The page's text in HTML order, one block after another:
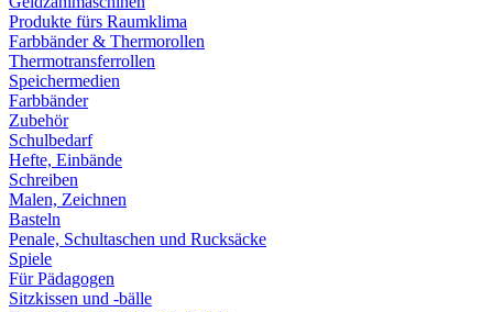
Produkte fürs Raumklima
Farbbänder & Thermorollen
Thermotransferrollen
Speichermedien
Farbbänder
Zubehör
Schulbedarf
Hefte, Einbände
Schreiben
Malen, Zeichnen
Basteln
Penale, Schultaschen und Rucksäcke
Spiele
Für Pädagogen
Sitzkissen und -bälle